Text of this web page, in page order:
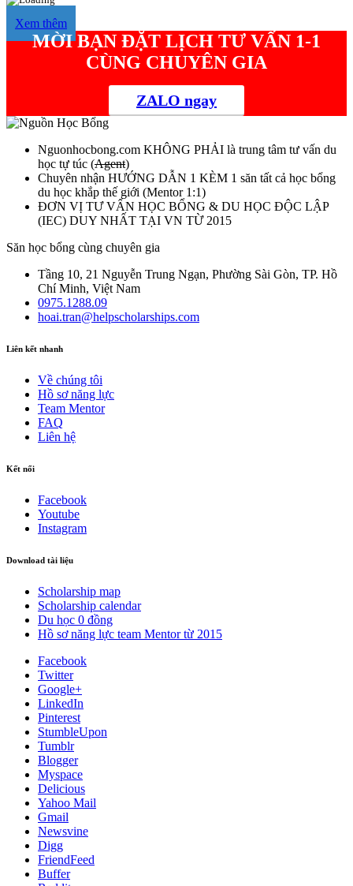
Xem thêm
MỜI BẠN ĐẶT LỊCH TƯ VẤN 1-1
CÙNG CHUYÊN GIA
ZALO ngay
Nguonhocbong.com KHÔNG PHẢI là trung tâm tư vấn du
học tự túc (Agent)
Chuyên nhận HƯỚNG DẪN 1 KÈM 1 săn tất cả học bổng
du học khắp thế giới (Mentor 1:1)
ĐƠN VỊ TƯ VẤN HỌC BỔNG & DU HỌC ĐỘC LẬP
(IEC) DUY NHẤT TẠI VN TỪ 2015
Săn học bổng cùng chuyên gia
Tầng 10, 21 Nguyễn Trung Ngạn, Phường Sài Gòn, TP. Hồ
Chí Minh, Việt Nam
0975.1288.09
hoai.tran@helpscholarships.com
Liên kết nhanh
Về chúng tôi
Hồ sơ năng lực
Team Mentor
FAQ
Liên hệ
Kết nối
Facebook
Youtube
Instagram
Download tài liệu
Scholarship map
Scholarship calendar
Du học 0 đồng
Hồ sơ năng lực team Mentor từ 2015
Facebook
Twitter
Google+
LinkedIn
Pinterest
StumbleUpon
Tumblr
Blogger
Myspace
Delicious
Yahoo Mail
Gmail
Newsvine
Digg
FriendFeed
Buffer